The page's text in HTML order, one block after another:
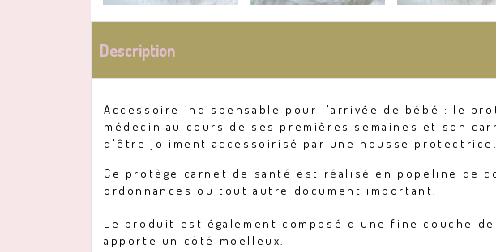
Description
Accessoire indispensable pour l'arrivée de bébé : le
médecin au cours de ses premières semaines et son
d'être joliment accessoirisé par une housse protectrice.
Ce protège carnet de santé est réalisé en popeline de
ordonnances ou tout autre document important.
Le produit est également composé d'une fine couche
apporte un côté moelleux.